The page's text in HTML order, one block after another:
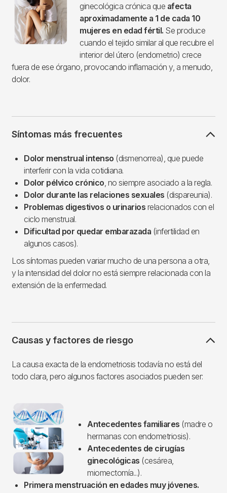
ginecológica crónica que afecta
aproximadamente a 1 de cada 10
mujeres en edad fértil. Se produce
cuando el tejido similar al que recubre el
interior del útero (endometrio) crece
fuera de ese órgano, provocando inflamación y, a menudo,
dolor.
Síntomas más frecuentes
Dolor menstrual intenso (dismenorrea), que puede
interferir con la vida cotidiana.
Dolor pélvico crónico , no siempre asociado a la regla.
Dolor durante las relaciones sexuales (dispareunia).
Problemas digestivos o urinarios relacionados con el
ciclo menstrual.
Dificultad por quedar embarazada (infertilidad en
algunos casos).
Los síntomas pueden variar mucho de una persona a otra,
y la intensidad del dolor no está siempre relacionada con la
extensión de la enfermedad.
Causas y factores de riesgo
La causa exacta de la endometriosis todavía no está del
todo clara, pero algunos factores asociados pueden ser:
Imagen
Antecedentes familiares (madre o
hermanas con endometriosis).
Antecedentes de cirugías
ginecológicas (cesárea,
miomectomía...).
Primera menstruación en edades muy jóvenes.